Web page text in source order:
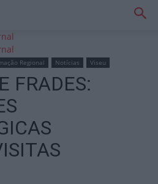
Regional Notícias Viseu
FRADES: